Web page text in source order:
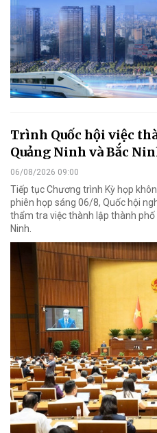
Trình Quốc hội việc
Quảng Ninh và Bắc
06/08/2026 09:00
Tiếp tục Chương trình Kỳ họp
phiên họp sáng 06/8, Quốc hội
thẩm tra việc thành lập thành
Ninh.